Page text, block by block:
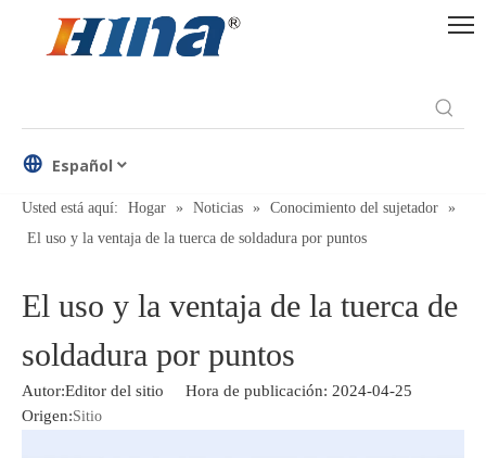
Español
Usted está aquí: Hogar » Noticias » Conocimiento del sujetador »
El uso y la ventaja de la tuerca de soldadura por puntos
El uso y la ventaja de la tuerca de
soldadura por puntos
Autor:Editor del sitio Hora de publicación: 2024-04-25
Origen:Sitio